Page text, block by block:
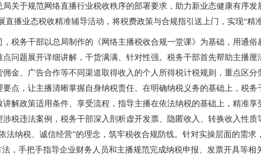
关于规范网络直播行业税收秩序的部署要求，助力新业态健康有序发
播业态税收精准辅导活动，将税费政策与合规指引送上门，实现“精
税务干部以总局制作的《网络主播税收合规一堂课》为基础，用通俗
问题展开详细讲解，干货满满、针对性强。税务干部首先帮助主播厘
金、广告合作等不同渠道取得收入的个人所得税计税规则，重点区分
点，让主播清晰掌握自身纳税责任。在明确纳税义务的基础上，税务
解政策适用条件、享受流程，指导主播在依法纳税的基础上，精准
税违法案例，税务干部深入剖析虚开发票、隐匿收入、转换收入性质
法纳税、诚信经营”的理念，筑牢税收合规防线。针对实操层面的需求
，手把手指导企业财务人员和主播规范完成纳税申报、发票开具等相